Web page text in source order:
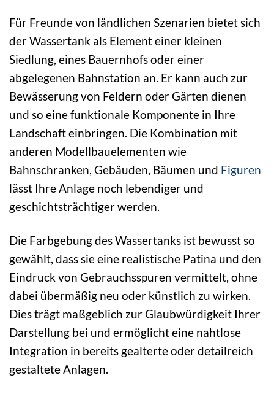
Für Freunde von ländlichen Szenarien bietet sich
der Wassertank als Element einer kleinen
Siedlung, eines Bauernhofs oder einer
abgelegenen Bahnstation an. Er kann auch zur
Bewässerung von Feldern oder Gärten dienen
und so eine funktionale Komponente in Ihre
Landschaft einbringen. Die Kombination mit
anderen Modellbauelementen wie
Bahnschranken, Gebäuden, Bäumen und Figuren
lässt Ihre Anlage noch lebendiger und
geschichtsträchtiger werden.
Die Farbgebung des Wassertanks ist bewusst so
gewählt, dass sie eine realistische Patina und den
Eindruck von Gebrauchsspuren vermittelt, ohne
dabei übermäßig neu oder künstlich zu wirken.
Dies trägt maßgeblich zur Glaubwürdigkeit Ihrer
Darstellung bei und ermöglicht eine nahtlose
Integration in bereits gealterte oder detailreich
gestaltete Anlagen.